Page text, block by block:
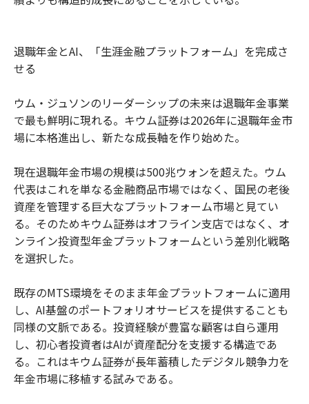
退職年金とAI、「生涯金融プラットフォーム」を完成さ
せる
ウム・ジュソンのリーダーシップの未来は退職年金事業
で最も鮮明に現れる。キウム証券は2026年に退職年金市
場に本格進出し、新たな成長軸を作り始めた。
現在退職年金市場の規模は500兆ウォンを超えた。ウム
代表はこれを単なる金融商品市場ではなく、国民の老後
資産を管理する巨大なプラットフォーム市場と見てい
る。そのためキウム証券はオフライン支店ではなく、オ
ンライン投資型年金プラットフォームという差別化戦略
を選択した。
既存のMTS環境をそのまま年金プラットフォームに適用
し、AI基盤のポートフォリオサービスを提供することも
同様の文脈である。投資経験が豊富な顧客は自ら運用
し、初心者投資者はAIが資産配分を支援する構造であ
る。これはキウム証券が長年蓄積したデジタル競争力を
年金市場に移植する試みである。